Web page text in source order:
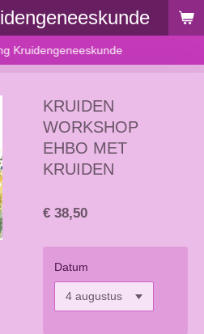
Kruidengeneeskunde
KRUIDEN
WORKSHOP
EHBO MET
KRUIDEN
€ 38,50
Datum